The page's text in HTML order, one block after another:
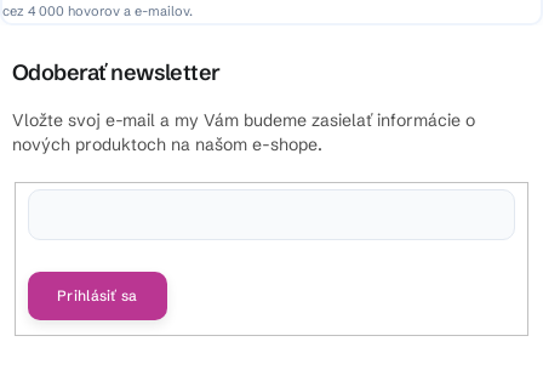
cez 4 000 hovorov a e-mailov.
Odoberať newsletter
Vložte svoj e-mail a my Vám budeme zasielať informácie o
nových produktoch na našom e-shope.
Prihlásiť sa